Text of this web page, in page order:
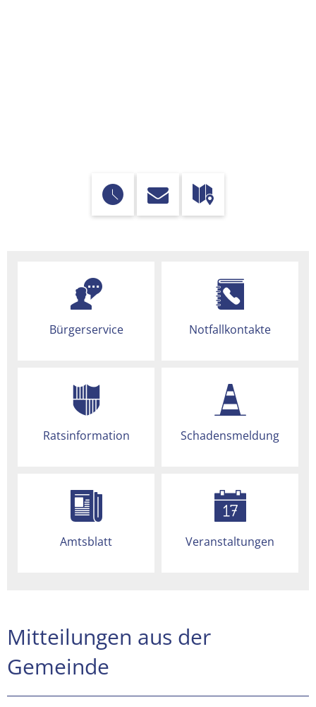
Bürgerservice Notfallkontakte
Ratsinformation Schadensmeldung
Amtsblatt Veranstaltungen
Mitteilungen aus der
Gemeinde